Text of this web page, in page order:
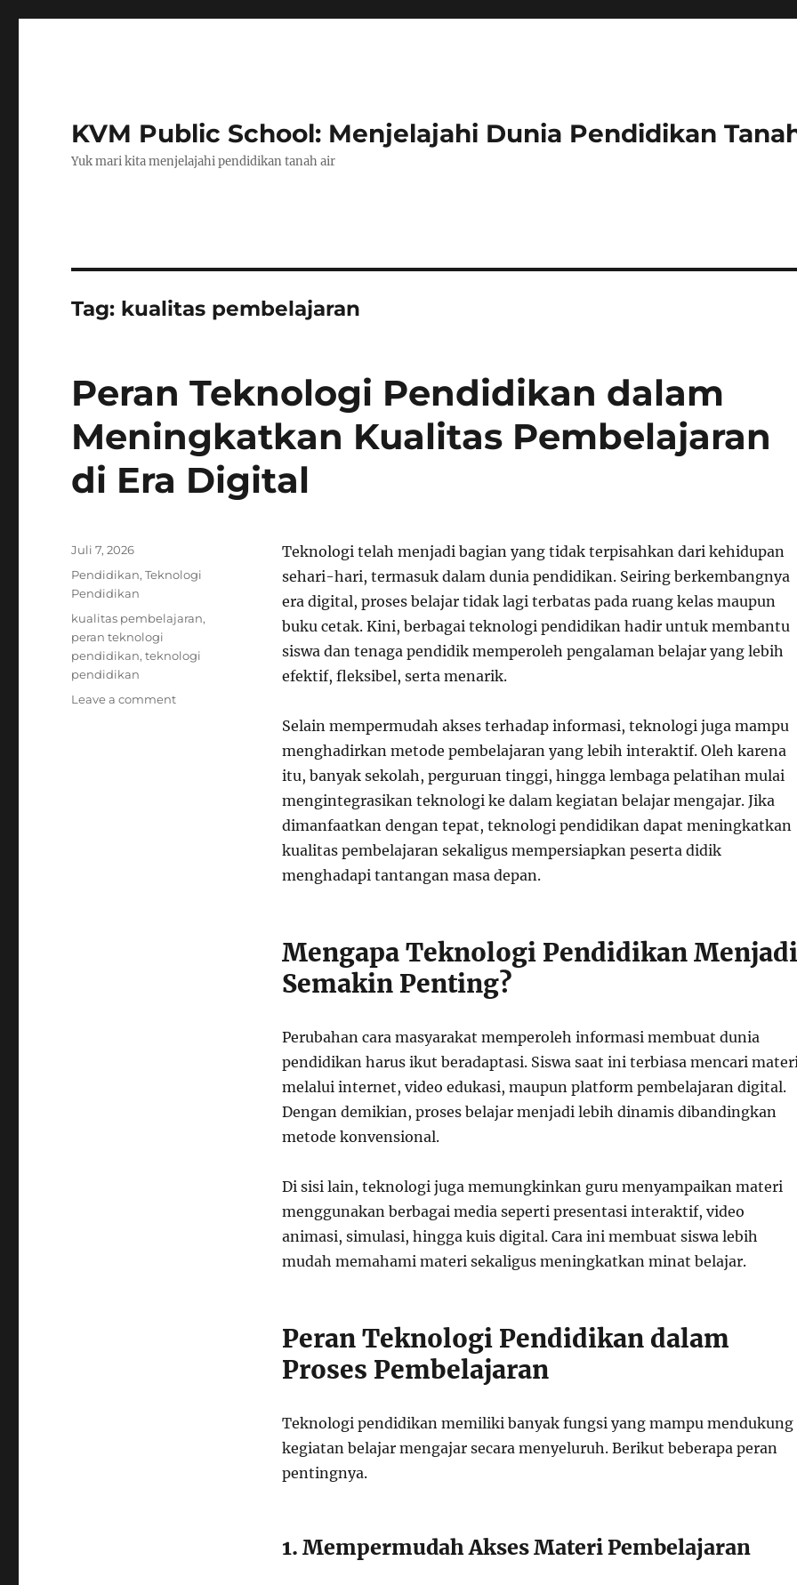
KVM Public School: Menjelajahi Dunia Pendidikan
Yuk mari kita menjelajahi pendidikan tanah air
Tag: kualitas pembelajaran
Peran Teknologi Pendidikan dalam
Meningkatkan Kualitas Pembelajaran
di Era Digital
Teknologi telah menjadi bagian yang tidak terpisahkan dari kehidupan
sehari-hari, termasuk dalam dunia pendidikan. Seiring berkembangnya
era digital, proses belajar tidak lagi terbatas pada ruang kelas maupun
buku cetak. Kini, berbagai teknologi pendidikan hadir untuk membantu
siswa dan tenaga pendidik memperoleh pengalaman belajar yang lebih
efektif, fleksibel, serta menarik.
Selain mempermudah akses terhadap informasi, teknologi juga mampu
menghadirkan metode pembelajaran yang lebih interaktif. Oleh karena
itu, banyak sekolah, perguruan tinggi, hingga lembaga pelatihan mulai
mengintegrasikan teknologi ke dalam kegiatan belajar mengajar. Jika
dimanfaatkan dengan tepat, teknologi pendidikan dapat meningkatkan
kualitas pembelajaran sekaligus mempersiapkan peserta didik
menghadapi tantangan masa depan.
Mengapa Teknologi Pendidikan Menjadi
Semakin Penting?
Perubahan cara masyarakat memperoleh informasi membuat dunia
pendidikan harus ikut beradaptasi. Siswa saat ini terbiasa mencari
melalui internet, video edukasi, maupun platform pembelajaran digital.
Dengan demikian, proses belajar menjadi lebih dinamis dibandingkan
metode konvensional.
Di sisi lain, teknologi juga memungkinkan guru menyampaikan materi
menggunakan berbagai media seperti presentasi interaktif, video
animasi, simulasi, hingga kuis digital. Cara ini membuat siswa lebih
mudah memahami materi sekaligus meningkatkan minat belajar.
Peran Teknologi Pendidikan dalam
Proses Pembelajaran
Teknologi pendidikan memiliki banyak fungsi yang mampu mendukung
kegiatan belajar mengajar secara menyeluruh. Berikut beberapa peran
pentingnya.
1. Mempermudah Akses Materi Pembelajaran
Posted
Juli 7, 2026
Categories
Pendidikan,Teknologi
Pendidikan
Tags
kualitas pembelajaran,
peran teknologi
pendidikan,teknologi
pendidikan
Leave a commenton